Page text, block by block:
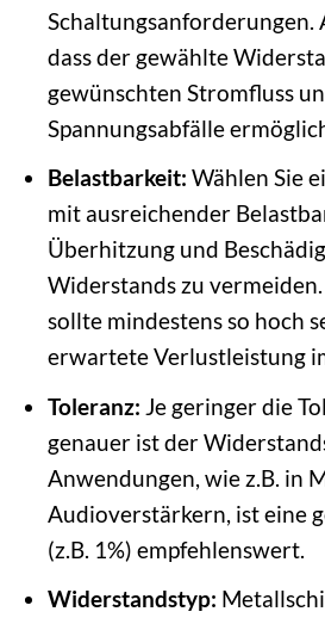
Schaltungsanforderungen.
dass der gewählte
gewünschten Stromfluss
Spannungsabfälle
Belastbarkeit: Wählen Sie
mit ausreichender
Überhitzung und
Widerstands zu
sollte mindestens so hoch
erwartete Verlustleistung
Toleranz: Je geringer die
genauer ist der
Anwendungen, wie z.B. in
Audioverstärkern, ist eine
(z.B. 1%) empfehlenswert.
Widerstandstyp: